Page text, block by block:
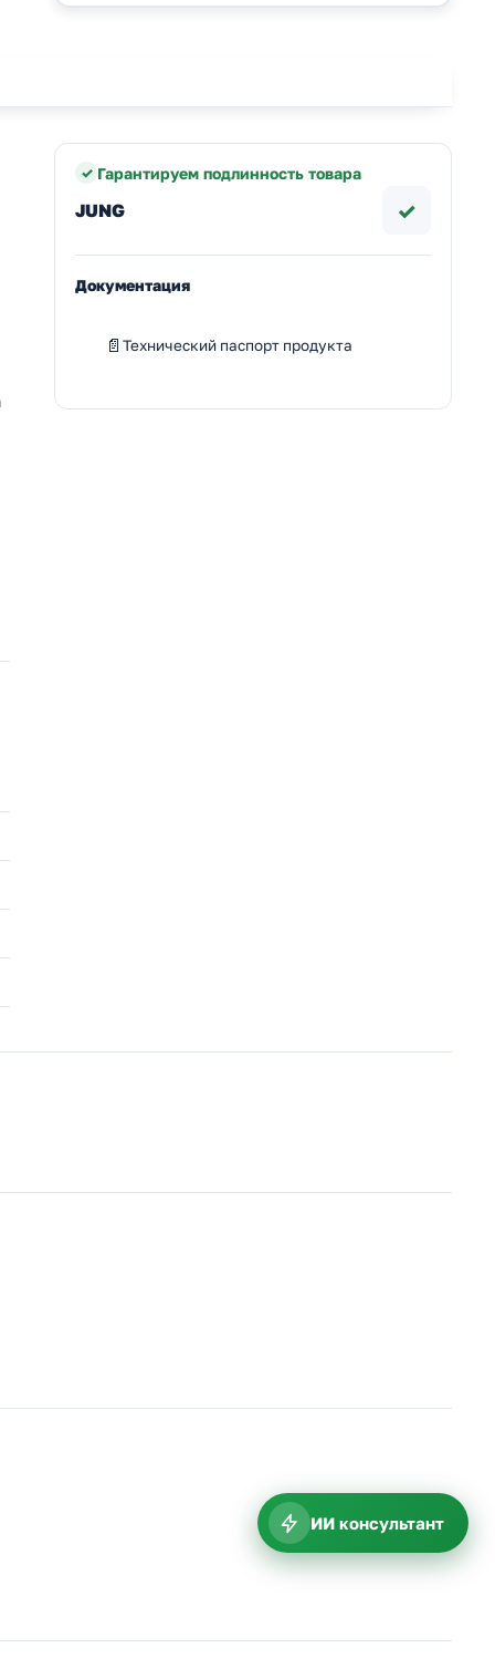
Гарантируем подлинность товара
JUNG ✓
Документация
Технический паспорт продукта
ИИ консультант